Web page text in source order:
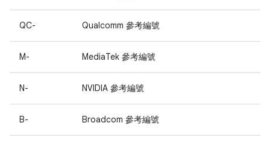
QC- Qualcomm 參考編號
M- MediaTek 參考編號
N- NVIDIA 參考編號
B- Broadcom 參考編號